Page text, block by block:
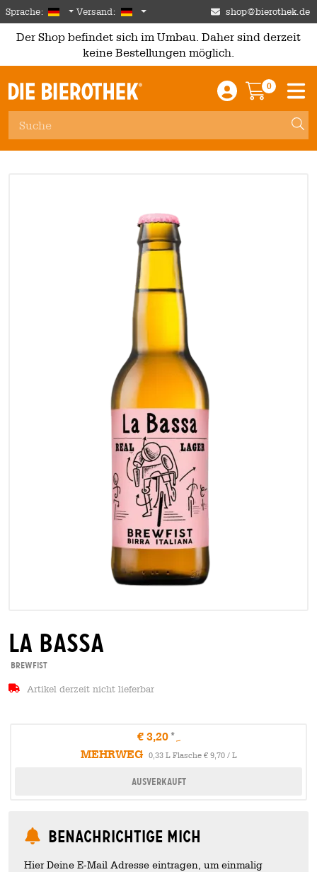
Skip to main content
Sprache: German
Versand: Deutschland shop@bierothek.de
Der Shop befindet sich im Umbau. Daher sind derzeit
keine Bestellungen möglich.
Einloggen /
0
la bassa
BrewFist
Artikel derzeit nicht lieferbar
€ 3,20
MEHRWEG
0,33 L Flasche € 9,70 / L
Ausverkauft
Benachrichtige mich
Hier Deine E-Mail Adresse eintragen, um einmalig